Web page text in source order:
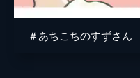
＃あちこちのすずさん